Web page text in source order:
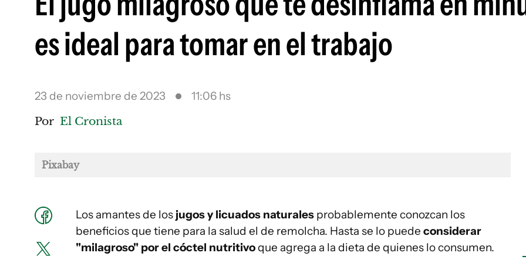
es ideal para tomar en el trabajo
23 de noviembre de 2023 11:06 hs
Por El Cronista
Pixabay
Los amantes de los jugos y licuados naturales probablemente conozcan los
beneficios que tiene para la salud el de remolcha. Hasta se lo puede considerar
"milagroso" por el cóctel nutritivoque agrega a la dieta de quienes lo consumen.